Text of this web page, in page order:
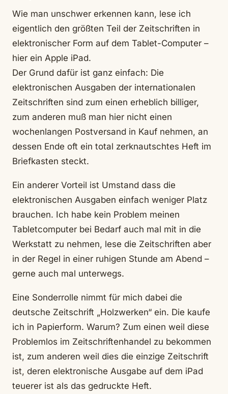
Wie man unschwer erkennen kann, lese ich
eigentlich den größten Teil der Zeitschriften in
elektronischer Form auf dem Tablet-Computer –
hier ein Apple iPad.
Der Grund dafür ist ganz einfach: Die
elektronischen Ausgaben der internationalen
Zeitschriften sind zum einen erheblich billiger,
zum anderen muß man hier nicht einen
wochenlangen Postversand in Kauf nehmen, an
dessen Ende oft ein total zerknautschtes Heft im
Briefkasten steckt.
Ein anderer Vorteil ist Umstand dass die
elektronischen Ausgaben einfach weniger Platz
brauchen. Ich habe kein Problem meinen
Tabletcomputer bei Bedarf auch mal mit in die
Werkstatt zu nehmen, lese die Zeitschriften aber
in der Regel in einer ruhigen Stunde am Abend –
gerne auch mal unterwegs.
Eine Sonderrolle nimmt für mich dabei die
deutsche Zeitschrift „Holzwerken“ ein. Die kaufe
ich in Papierform. Warum? Zum einen weil diese
Problemlos im Zeitschriftenhandel zu bekommen
ist, zum anderen weil dies die einzige Zeitschrift
ist, deren elektronische Ausgabe auf dem iPad
teuerer ist als das gedruckte Heft.